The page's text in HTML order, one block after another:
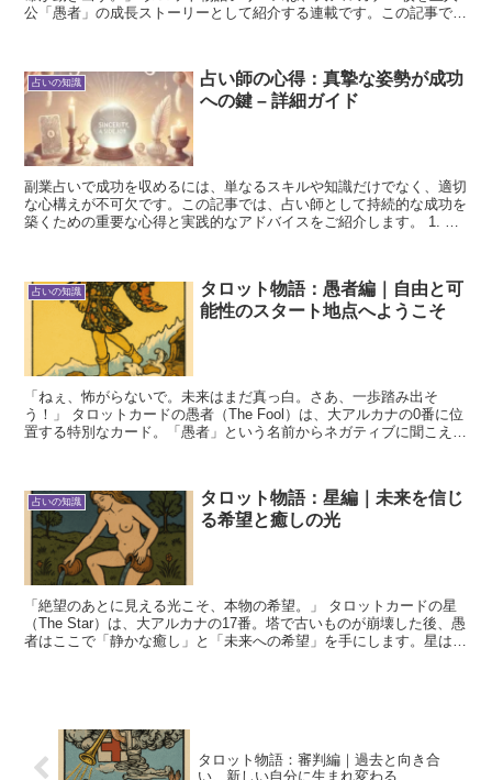
公「愚者」の成長ストーリーとして紹介する連載です。この記事で
占いの知識
占い師の心得：真摯な姿勢が成功
への鍵 – 詳細ガイド
副業占いで成功を収めるには、単なるスキルや知識だけでなく、適切
な心構えが不可欠です。この記事では、占い師として持続的な成功を
築くための重要な心得と実践的なアドバイスをご紹介します。 1. は
占いの知識
タロット物語：愚者編｜自由と可
能性のスタート地点へようこそ
「ねぇ、怖がらないで。未来はまだ真っ白。さあ、一歩踏み出そ
う！」 タロットカードの愚者（The Fool）は、大アルカナの0番に位
置する特別なカード。「愚者」という名前からネガティブに聞こえる
占いの知識
タロット物語：星編｜未来を信じ
る希望と癒しの光
「絶望のあとに見える光こそ、本物の希望。」 タロットカードの星
（The Star）は、大アルカナの17番。塔で古いものが崩壊した後、愚
者はここで「静かな癒し」と「未来への希望」を手にします。星は
タロット物語：審判編｜過去と向き合
い、新しい自分に生まれ変わる